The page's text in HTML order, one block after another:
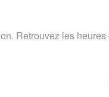
Retrouvez les